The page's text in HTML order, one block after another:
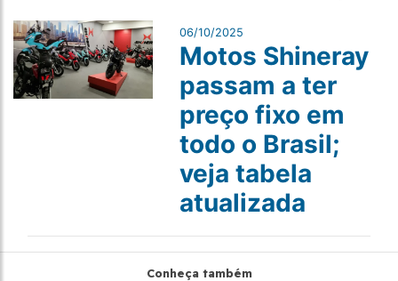
06/10/2025
Motos Shineray
passam a ter
preço fixo em
todo o Brasil;
veja tabela
atualizada
Conheça também